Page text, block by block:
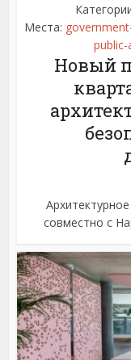
Места:
Новый
совместно с